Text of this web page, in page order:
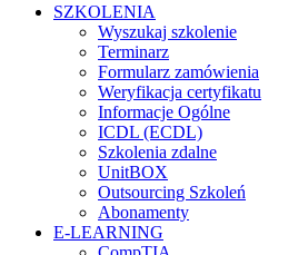
SZKOLENIA
Wyszukaj szkolenie
Terminarz
Formularz zamówienia
Weryfikacja certyfikatu
Informacje Ogólne
ICDL (ECDL)
Szkolenia zdalne
UnitBOX
Outsourcing Szkoleń
Abonamenty
E-LEARNING